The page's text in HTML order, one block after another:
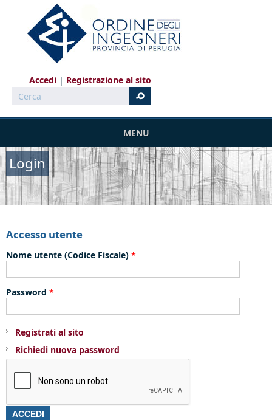
Salta al contenuto principale
Accedi
Registrazione al sito
Cerca
MENU
Login
Accesso utente
Nome utente (Codice Fiscale) *
Password *
Registrati al sito
Richiedi nuova password